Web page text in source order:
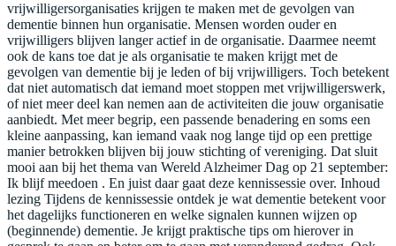
vrijwilligersorganisaties krijgen te maken met de gevolgen van
dementie binnen hun organisatie. Mensen worden ouder en
vrijwilligers blijven langer actief in de organisatie. Daarmee neemt
ook de kans toe dat je als organisatie te maken krijgt met de
gevolgen van dementie bij je leden of bij vrijwilligers. Toch betekent
dat niet automatisch dat iemand moet stoppen met vrijwilligerswerk,
of niet meer deel kan nemen aan de activiteiten die jouw organisatie
aanbiedt. Met meer begrip, een passende benadering en soms een
kleine aanpassing, kan iemand vaak nog lange tijd op een prettige
manier betrokken blijven bij jouw stichting of vereniging. Dat sluit
mooi aan bij het thema van Wereld Alzheimer Dag op 21 september:
Ik blijf meedoen . En juist daar gaat deze kennissessie over. Inhoud
lezing Tijdens de kennissessie ontdek je wat dementie betekent voor
het dagelijks functioneren en welke signalen kunnen wijzen op
(beginnende) dementie. Je krijgt praktische tips om hierover in